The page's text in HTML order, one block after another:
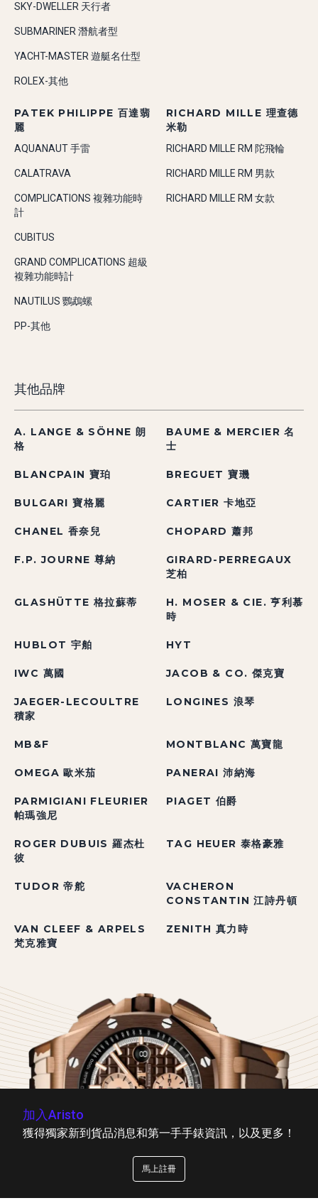
SKY-DWELLER 天行者
SUBMARINER 潛航者型
YACHT-MASTER 遊艇名仕型
ROLEX-其他
PATEK PHILIPPE 百達翡
麗
AQUANAUT 手雷
CALATRAVA
COMPLICATIONS 複雜功能時
計
CUBITUS
GRAND COMPLICATIONS 超級
複雜功能時計
NAUTILUS 鸚鵡螺
PP-其他
RICHARD MILLE 理查德
米勒
RICHARD MILLE RM 陀飛輪
RICHARD MILLE RM 男款
RICHARD MILLE RM 女款
其他品牌
A. LANGE & SÖHNE 朗
格
BAUME & MERCIER 名
士
BLANCPAIN 寶珀 BREGUET 寶璣
BULGARI 寶格麗 CARTIER 卡地亞
CHANEL 香奈兒 CHOPARD 蕭邦
F.P. JOURNE 尊納
GIRARD-PERREGAUX
芝柏
GLASHÜTTE 格拉蘇蒂
H. MOSER & CIE. 亨利慕
時
HUBLOT 宇舶 HYT
IWC 萬國 JACOB & CO. 傑克寶
JAEGER-LECOULTRE
積家
LONGINES 浪琴
MB&F MONTBLANC 萬寶龍
OMEGA 歐米茄 PANERAI 沛納海
PARMIGIANI FLEURIER
帕瑪強尼
PIAGET 伯爵
ROGER DUBUIS 羅杰杜
彼
TAG HEUER 泰格豪雅
TUDOR 帝舵
VACHERON
CONSTANTIN 江詩丹頓
VAN CLEEF & ARPELS
梵克雅寶
ZENITH 真力時
加入Aristo
獲得獨家新到貨品消息和第一手手錶資訊，以及更多！
馬上註冊